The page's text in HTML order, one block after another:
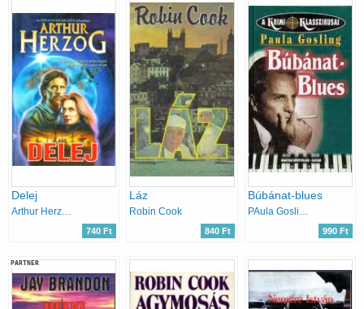
Delej
740 Ft
Láz
Robin Cook
840 Ft
Búbánat-blues
990 Ft
PARTNER